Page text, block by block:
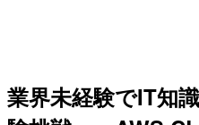
業界未経験でIT知